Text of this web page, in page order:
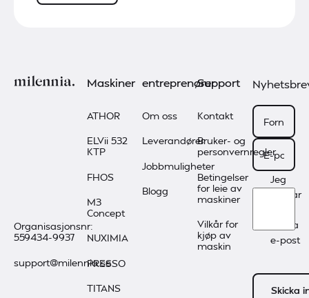
Organisasjonsnr:
559434-9937
support@milennia.se
Maskiner
ATHOR
ELVii 532
KTP
FHOS
M3
Concept
NUXIMIA
PRESSO
TITANS
entreprenører
Om oss
Leverandører
Jobbmuligheter
Blogg
Support
Kontakt
Bruker- og
personvernregler
Betingelser
for leie av
maskiner
Vilkår for
kjøp av
maskin
Jeg
godtar
motta
e-post
Skicka